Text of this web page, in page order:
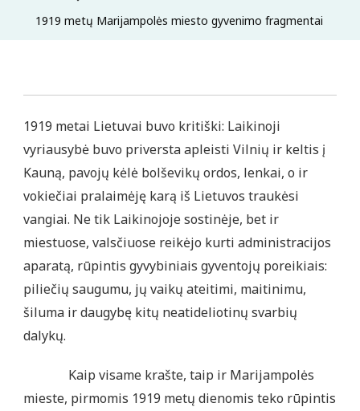
1919 metų Marijampolės miesto gyvenimo fragmentai
1919 metai Lietuvai buvo kritiški: Laikinoji
vyriausybė buvo priversta apleisti Vilnių ir keltis į
Kauną, pavojų kėlė bolševikų ordos, lenkai, o ir
vokiečiai pralaimėję karą iš Lietuvos traukėsi
vangiai. Ne tik Laikinojoje sostinėje, bet ir
miestuose, valsčiuose reikėjo kurti administracijos
aparatą, rūpintis gyvybiniais gyventojų poreikiais:
piliečių saugumu, jų vaikų ateitimi, maitinimu,
šiluma ir daugybę kitų neatideliotinų svarbių
dalykų.
Kaip visame krašte, taip ir Marijampolės
mieste, pirmomis 1919 metų dienomis teko rūpintis